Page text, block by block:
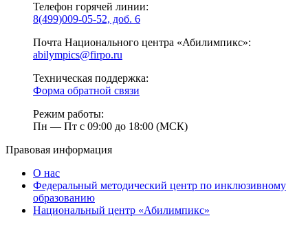
Телефон горячей линии:
8(499)009-05-52, доб. 6
Почта Национального центра «Абилимпикс»:
abilympics@firpo.ru
Техническая поддержка:
Форма обратной связи
Режим работы:
Пн — Пт с 09:00 до 18:00 (МСК)
Правовая информация
О нас
Федеральный методический центр по инклюзивному
образованию
Национальный центр «Абилимпикс»